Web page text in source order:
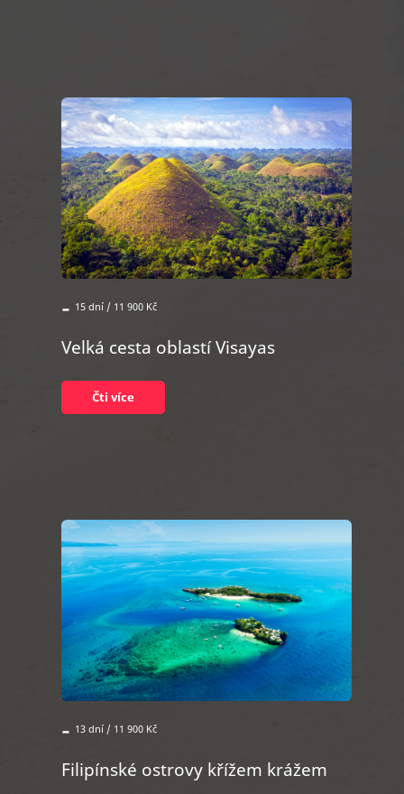
- 15 dní / 11 900 Kč
Velká cesta oblastí Visayas
Čti více
- 13 dní / 11 900 Kč
Filipínské ostrovy křížem krážem